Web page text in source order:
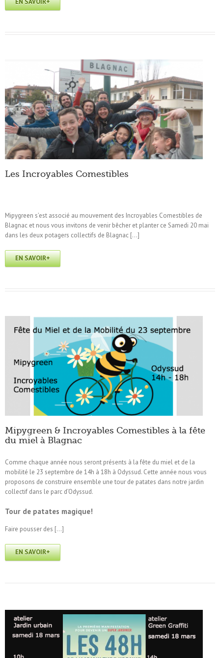
EN SAVOIR+
Les Incroyables Comestibles
Mipygreen s’est associé au mouvement des Incroyables Comestibles de
Blagnac et nous vous invitons de venir bêcher et planter ce Samedi 20 mai
dans les deux potagers collectifs de Blagnac […]
EN SAVOIR+
Mipygreen & Incroyables Comestibles à la fête
du miel à Blagnac
Comme chaque année nous seront présents à la fête du miel et de la
mobilité le 23 septembre de 14h à 18h à Odyssud. Cette année nous vous
proposons de construire ensemble une tour de patates dans notre jardin
collectif dans le parc d’Odyssud.
Tour de patates magique!
Faire pousser des […]
EN SAVOIR+